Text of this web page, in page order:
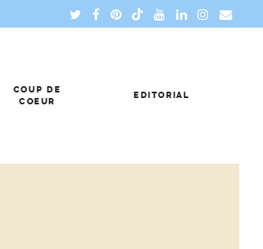
COUP DE
COEUR
EDITORIAL